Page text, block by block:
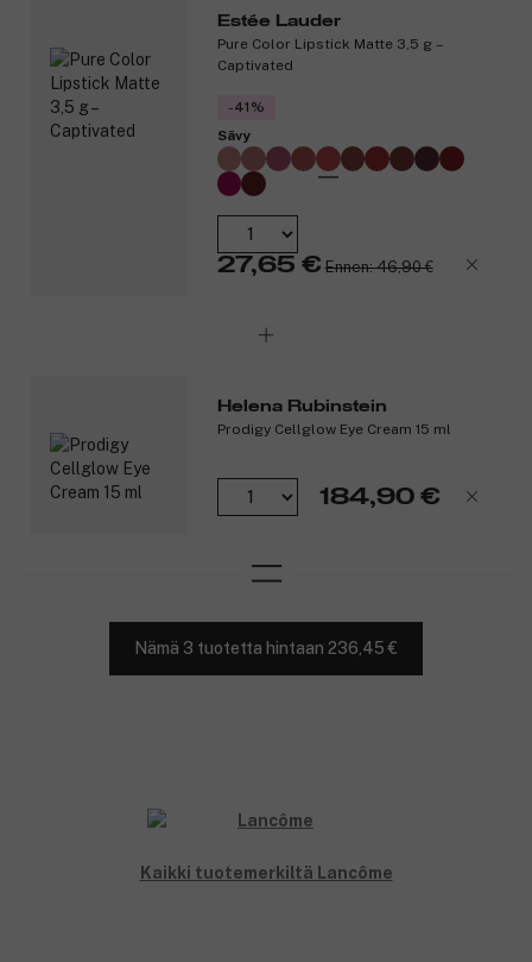
ihollesi suojaa kiireisessä arjessa. Se on veden-, hien- ja
Tuotenumero:3256324
Estée Lauder
Pure Color Lipstick Matte 3,5 g –
Captivated
-41%
Sävy
27,65 € Ennen: 46,90 €
Helena Rubinstein
Prodigy Cellglow Eye Cream 15 ml
184,90 €
Nämä 3 tuotetta hintaan 236,45 €
Kaikki tuotemerkiltä Lancôme